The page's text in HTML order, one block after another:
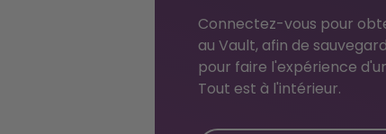
Connectez-vous pour
au Vault, afin de
pour faire l'expérience
Tout est à l'intérieur.